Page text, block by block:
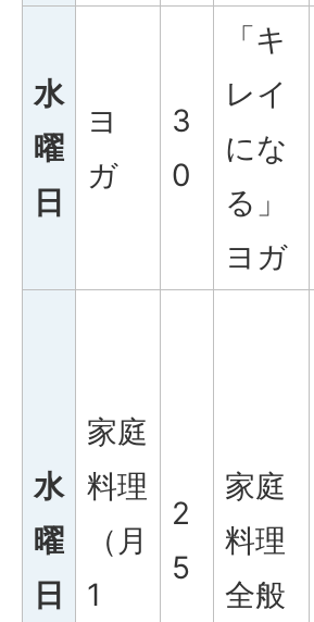
水
曜
日
ヨ
ガ
3
0
「キ
レイ
にな
る」
ヨガ
水
曜
日
家庭
料理
（月
1
2
5
家庭
料理
全般